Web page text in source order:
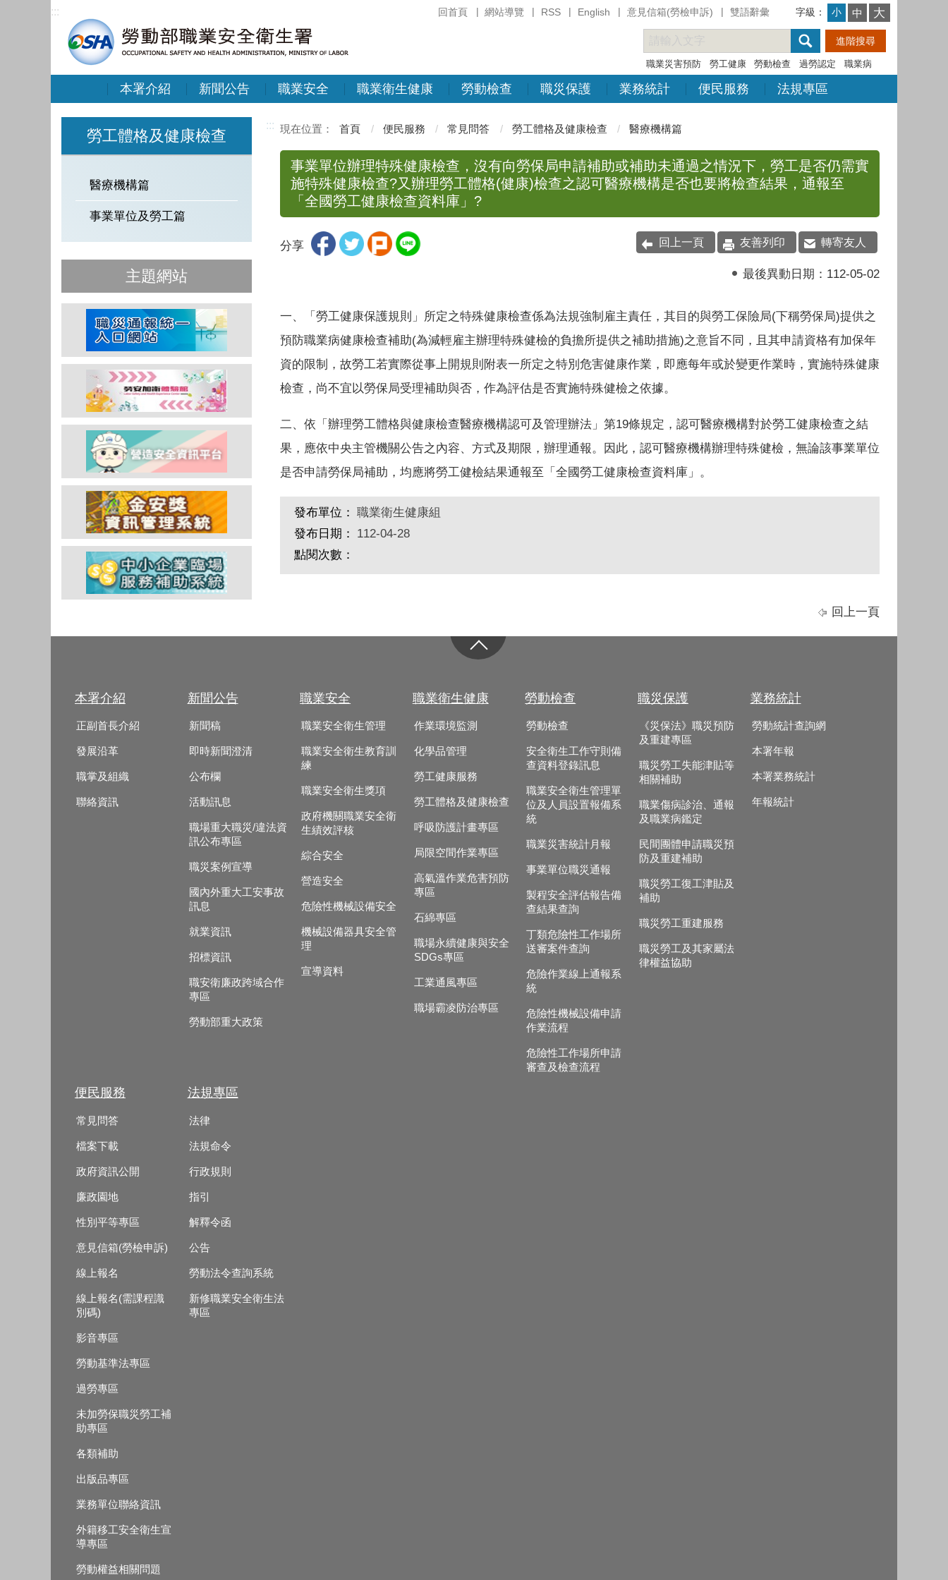
回首頁 網站導覽 RSS English 意見信箱(勞檢申訴) 雙語辭彙
::: 字級： 小 中 大
職業災害預防 勞工健康 勞動檢查 過勞認定 職業病
本署介紹 新聞公告 職業安全 職業衛生健康 勞動檢查 職災保護 業務統計 便民服務 法規專區
勞工體格及健康檢查
醫療機構篇
事業單位及勞工篇
主題網站
::: 首頁 便民服務 常見問答 勞工體格及健康檢查 醫療機構篇
事業單位辦理特殊健康檢查，沒有向勞保局申請補助或補助未通過之情況下，勞工是否仍需實
施特殊健康檢查?又辦理勞工體格(健康)檢查之認可醫療機構是否也要將檢查結果，通報至
「全國勞工健康檢查資料庫」?
分享 回上一頁 友善列印 轉寄友人
最後異動日期： 112-05-02
一、「勞工健康保護規則」所定之特殊健康檢查係為法規強制雇主責任，其目的與勞工保險局(下稱勞保局)提供之
預防職業病健康檢查補助(為減輕雇主辦理特殊健檢的負擔所提供之補助措施)之意旨不同，且其申請資格有加保年
資的限制，故勞工若實際從事上開規則附表一所定之特別危害健康作業，即應每年或於變更作業時，實施特殊健康
檢查，尚不宜以勞保局受理補助與否，作為評估是否實施特殊健檢之依據。
二、依「辦理勞工體格與健康檢查醫療機構認可及管理辦法」第19條規定，認可醫療機構對於勞工健康檢查之結
果，應依中央主管機關公告之內容、方式及期限，辦理通報。因此，認可醫療機構辦理特殊健檢，無論該事業單位
是否申請勞保局補助，均應將勞工健檢結果通報至「全國勞工健康檢查資料庫」。
發布單位： 職業衛生健康組
發布日期：
112-04-28
點閱次數：
回上一頁
本署介紹
正副首長介紹
發展沿革
職掌及組織
聯絡資訊
新聞公告
新聞稿
即時新聞澄清
公布欄
活動訊息
職場重大職災/違法資
訊公布專區
職災案例宣導
國內外重大工安事故
訊息
就業資訊
招標資訊
職安衛廉政跨域合作
專區
勞動部重大政策
職業安全
職業安全衛生管理
職業安全衛生教育訓
練
職業安全衛生獎項
政府機關職業安全衛
生績效評核
綜合安全
營造安全
危險性機械設備安全
機械設備器具安全管
理
宣導資料
職業衛生健康
作業環境監測
化學品管理
勞工健康服務
勞工體格及健康檢查
呼吸防護計畫專區
局限空間作業專區
高氣溫作業危害預防
專區
石綿專區
職場永續健康與安全
SDGs專區
工業通風專區
職場霸凌防治專區
勞動檢查
勞動檢查
安全衛生工作守則備
查資料登錄訊息
職業安全衛生管理單
位及人員設置報備系
統
職業災害統計月報
事業單位職災通報
製程安全評估報告備
查結果查詢
丁類危險性工作場所
送審案件查詢
危險作業線上通報系
統
危險性機械設備申請
作業流程
危險性工作場所申請
審查及檢查流程
職災保護
《災保法》職災預防
及重建專區
職災勞工失能津貼等
相關補助
職業傷病診治、通報
及職業病鑑定
民間團體申請職災預
防及重建補助
職災勞工復工津貼及
補助
職災勞工重建服務
職災勞工及其家屬法
律權益協助
業務統計
勞動統計查詢網
本署年報
本署業務統計
年報統計
便民服務
常見問答
檔案下載
政府資訊公開
廉政園地
性別平等專區
意見信箱(勞檢申訴)
線上報名
線上報名(需課程識
別碼)
影音專區
勞動基準法專區
過勞專區
未加勞保職災勞工補
助專區
各類補助
出版品專區
業務單位聯絡資訊
外籍移工安全衛生宣
導專區
勞動權益相關問題
法規專區
法律
法規命令
行政規則
指引
解釋令函
公告
勞動法令查詢系統
新修職業安全衛生法
專區